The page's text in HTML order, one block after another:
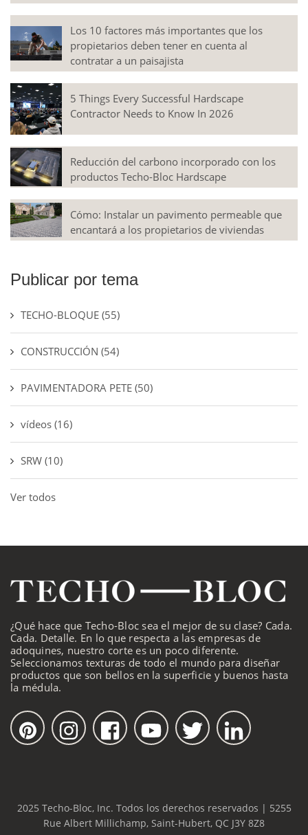
Los 10 factores más importantes que los
propietarios deben tener en cuenta al
contratar a un paisajista
5 Things Every Successful Hardscape
Contractor Needs to Know In 2026
Reducción del carbono incorporado con los
productos Techo-Bloc Hardscape
Cómo: Instalar un pavimento permeable que
encantará a los propietarios de viviendas
Publicar por tema
TECHO-BLOQUE (55)
CONSTRUCCIÓN (54)
PAVIMENTADORA PETE (50)
vídeos (16)
SRW (10)
Ver todos
¿Qué hace que Techo-Bloc sea el mejor de su clase? Cada.
Cada. Detalle. En lo que respecta a las empresas de
adoquines, nuestro corte es un poco diferente.
Seleccionamos texturas de todo el mundo para diseñar
productos que son bellos en la superficie y buenos hasta
la médula.
2025 Techo-Bloc, Inc. Todos los derechos reservados | 5255
Rue Albert Millichamp, Saint-Hubert, QC J3Y 8Z8